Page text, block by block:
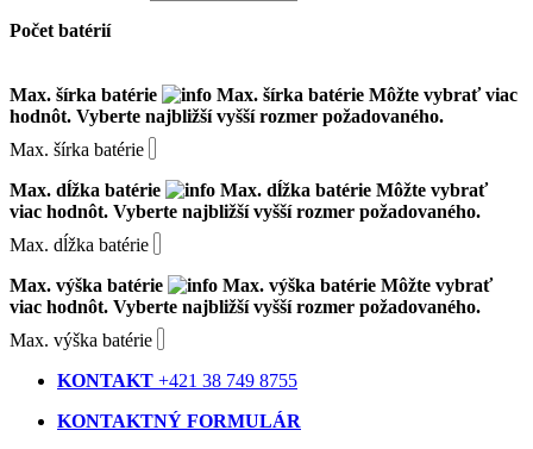
Počet batérií
Max. šírka batérie Max. šírka batérie Môžte vybrať viac
hodnôt. Vyberte najbližší vyšší rozmer požadovaného.
Max. šírka batérie
Max. dĺžka batérie
Max. dĺžka batérie Môžte vybrať
viac hodnôt. Vyberte najbližší vyšší rozmer požadovaného.
Max. dĺžka batérie
Max. výška batérie
Max. výška batérie Môžte vybrať
viac hodnôt. Vyberte najbližší vyšší rozmer požadovaného.
Max. výška batérie
KONTAKT +421 38 749 8755
KONTAKTNÝ FORMULÁR